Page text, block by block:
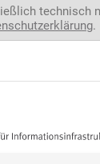
technisch
.